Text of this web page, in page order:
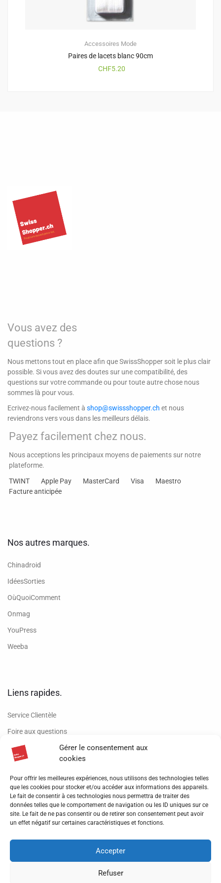
Gérer le consentement aux
cookies
Pour offrir les meilleures expériences, nous utilisons des technologies telles
que les cookies pour stocker et/ou accéder aux informations des appareils.
Le fait de consentir à ces technologies nous permettra de traiter des
données telles que le comportement de navigation ou les ID uniques sur ce
site. Le fait de ne pas consentir ou de retirer son consentement peut avoir
un effet négatif sur certaines caractéristiques et fonctions.
Accepter
Refuser
Accessoires Mode
Paires de lacets blanc 90cm
CHF5.20
Vous avez des
questions ?
Nous mettons tout en place afin que SwissShopper soit le plus clair
possible. Si vous avez des doutes sur une compatibilité, des
questions sur votre commande ou pour toute autre chose nous
sommes là pour vous.
Ecrivez-nous facilement à shop@swissshopper.ch et nous
reviendrons vers vous dans les meilleurs délais.
Payez facilement chez nous.
Nous acceptions les principaux moyens de paiements sur notre
plateforme.
TWINT
Apple Pay MasterCard Visa
Maestro
Facture anticipée
Nos autres marques.
Chinadroid
IdéesSorties
OùQuoiComment
Onmag
YouPress
Weeba
Liens rapides.
Service Clientèle
Foire aux questions
Conditions de vente
Retour de produits
Livraison
Mentions légales
Politique de confidentialité